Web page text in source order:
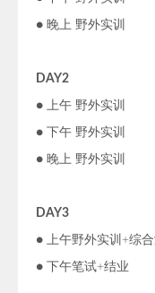
● 晚上 野外实训
DAY2
● 上午 野外实训
● 下午 野外实训
● 晚上 野外实训
DAY3
● 上午野外实训+综
● 下午笔试+结业